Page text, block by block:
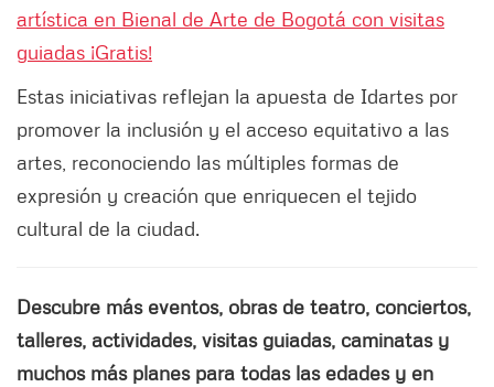
artística en Bienal de Arte de Bogotá con visitas
guiadas ¡Gratis!
Estas iniciativas reflejan la apuesta de Idartes por
promover la inclusión y el acceso equitativo a las
artes, reconociendo las múltiples formas de
expresión y creación que enriquecen el tejido
cultural de la ciudad.
Descubre más eventos, obras de teatro, conciertos,
talleres, actividades, visitas guiadas, caminatas y
muchos más planes para todas las edades y en